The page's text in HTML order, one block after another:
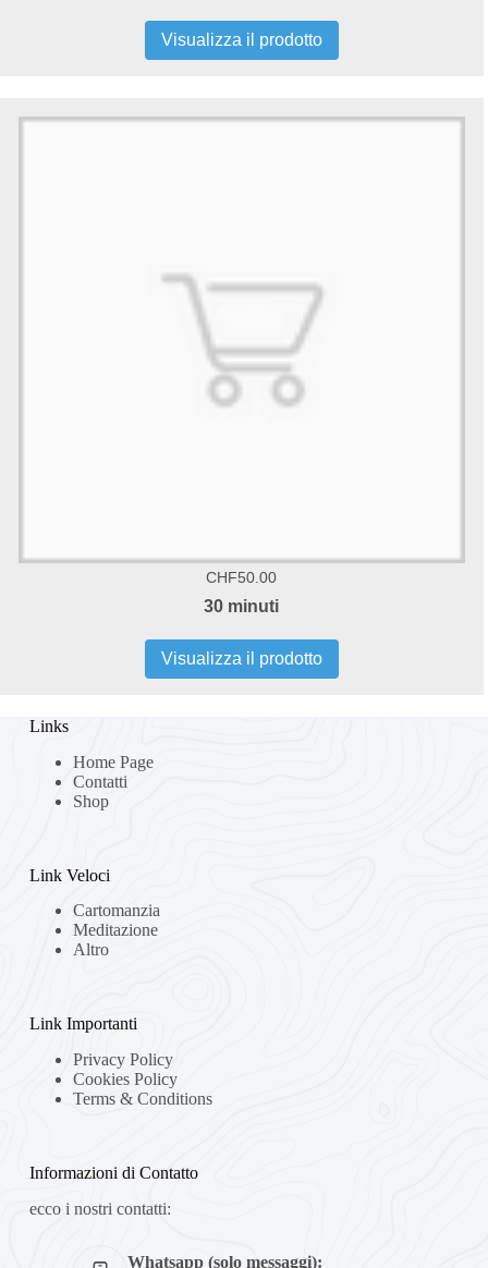
Visualizza il prodotto
CHF50.00
30 minuti
Visualizza il prodotto
Links
Home Page
Contatti
Shop
Link Veloci
Cartomanzia
Meditazione
Altro
Link Importanti
Privacy Policy
Cookies Policy
Terms & Conditions
Informazioni di Contatto
ecco i nostri contatti:
Whatsapp (solo messaggi):